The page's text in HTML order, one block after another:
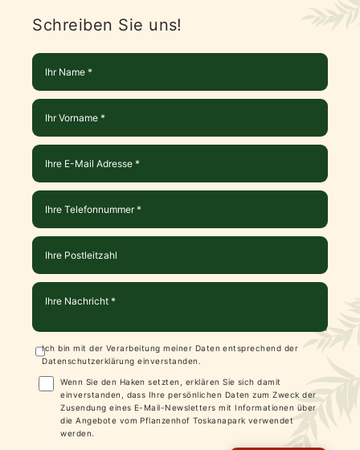
Schreiben Sie uns!
Ich bin mit der Verarbeitung meiner Daten entsprechend der
Datenschutzerklärung einverstanden.
Wenn Sie den Haken setzten, erklären Sie sich damit
einverstanden, dass Ihre persönlichen Daten zum Zweck der
Zusendung eines E-Mail-Newsletters mit Informationen über
die Angebote vom Pflanzenhof Toskanapark verwendet
werden.